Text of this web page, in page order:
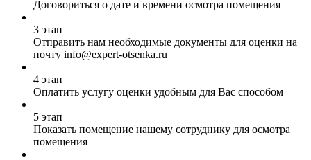
Договориться о дате и времени осмотра помещения
3 этап
Отправить нам необходимые документы для оценки на
почту info@expert-otsenka.ru
4 этап
Оплатить услугу оценки удобным для Вас способом
5 этап
Показать помещение нашему сотруднику для осмотра
помещения